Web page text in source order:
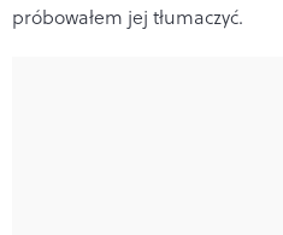
próbowałem jej tłumaczyć.